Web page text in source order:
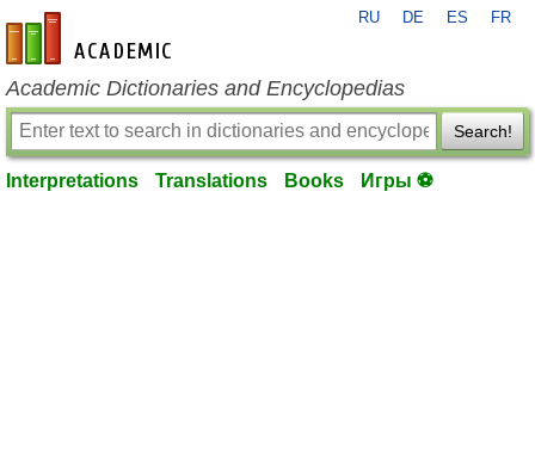
en-academic.com
RU DE ES FR
Academic Dictionaries and Encyclopedias
Search!
Interpretations Translations Books Игры ⚽